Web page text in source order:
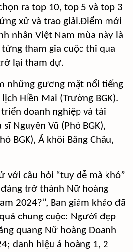
ra top 10, top 5 và top 3
xử và trao giải.Điểm mới
nhân Việt Nam mùa này là
tham gia cuộc thi qua
lại tham dự.
những gương mặt nổi tiếng
Hiền Mai (Trưởng BGK).
doanh nghiệp và tài
Nguyên Vũ (Phó BGK),
BGK), Á khôi Băng Châu,
với câu hỏi “tuy dễ mà khó”
đáng trở thành Nữ hoàng
2024?”, Ban giám khảo đã
chung cuộc: Người đẹp
quang Nữ hoàng Doanh
danh hiệu á hoàng 1, 2